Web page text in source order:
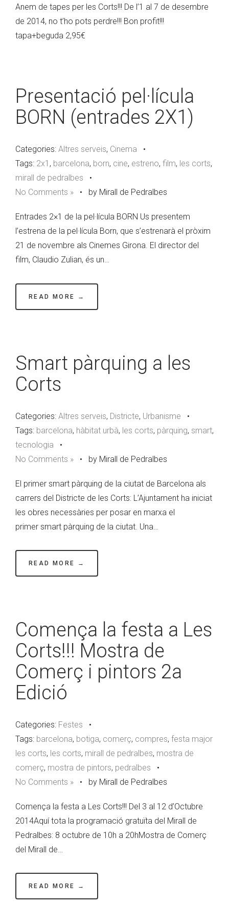
Anem de tapes per les Corts!!! De l’1 al 7 de desembre
de 2014, no t’ho pots perdre!!! Bon profit!!!
tapa+beguda 2,95€
Presentació pel·lícula
BORN (entrades 2X1)
Categories: Altres serveis, Cinema •
Tags: 2x1 , barcelona, born, cine, estreno, film, les corts,
mirall de pedralbes •
No Comments » • by Mirall de Pedralbes
Entrades 2×1 de la pel·lícula BORN Us presentem
l’estrena de la pel·lícula Born, que s’estrenarà el pròxim
21 de novembre als Cinemes Girona. El director del
film, Claudio Zulian, és un…
READ MORE →
Smart pàrquing a les
Corts
Categories: Altres serveis, Districte, Urbanisme •
Tags: barcelona, hàbitat urbà, les corts, pàrquing, smart,
tecnologia •
No Comments » • by Mirall de Pedralbes
El primer smart pàrquing de la ciutat de Barcelona als
carrers del Districte de les Corts: L’Ajuntament ha iniciat
les obres necessàries per posar en marxa el
primer smart pàrquing de la ciutat. Una…
READ MORE →
Comença la festa a Les
Corts!!! Mostra de
Comerç i pintors 2a
Edició
Categories: Festes •
Tags: barcelona, botiga, comerç, compres, festa major
les corts, les corts, mirall de pedralbes, mostra de
comerç, mostra de pintors, pedralbes •
No Comments » • by Mirall de Pedralbes
Comença la festa a Les Corts!!! Del 3 al 12 d’Octubre
2014Aquí tota la programació gratuïta del Mirall de
Pedralbes: 8 octubre de 10h a 20hMostra de Comerç
del Mirall de…
READ MORE →